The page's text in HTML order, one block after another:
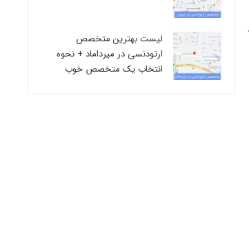
لیست بهترین متخصص
ارتودنسی در میرداماد + نحوه
انتخاب یک متخصص خوب